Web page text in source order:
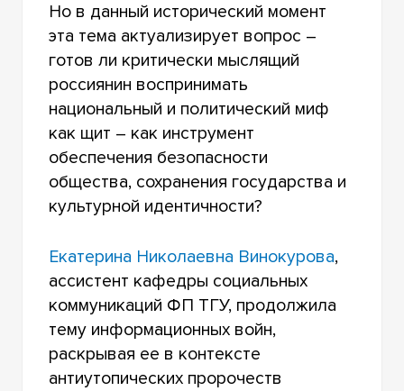
Но в данный исторический момент
эта тема актуализирует вопрос –
готов ли критически мыслящий
россиянин воспринимать
национальный и политический миф
как щит – как инструмент
обеспечения безопасности
общества, сохранения государства и
культурной идентичности?
Екатерина Николаевна Винокурова,
ассистент кафедры социальных
коммуникаций ФП ТГУ, продолжила
тему информационных войн,
раскрывая ее в контексте
антиутопических пророчеств